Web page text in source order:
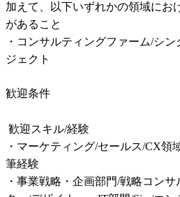
加えて、以下いずれかの領域にお
があること
・コンサルティングファーム/シ
ジェクト
歓迎条件
・マーケティング/セールス/CX領
筆経験
・事業戦略・企画部門/戦略コン